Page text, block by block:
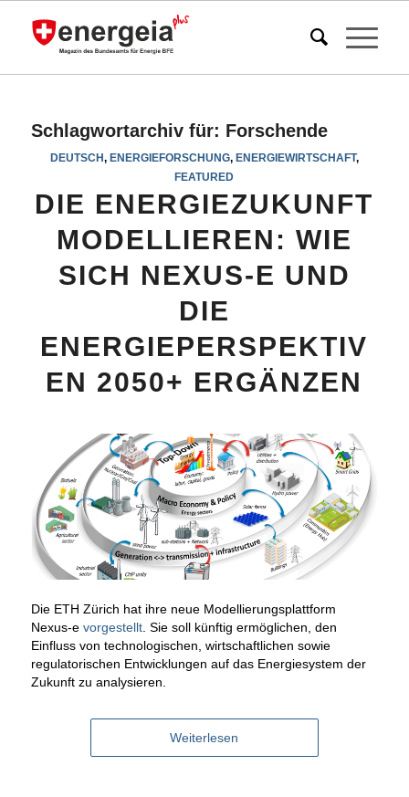
Schlagwortarchiv für: Forschende
DEUTSCH, ENERGIEFORSCHUNG, ENERGIEWIRTSCHAFT,
FEATURED
DIE ENERGIEZUKUNFT
MODELLIEREN: WIE
SICH NEXUS-E UND
DIE
ENERGIEPERSPEKTIV
EN 2050+ ERGÄNZEN
Die ETH Zürich hat ihre neue Modellierungsplattform
Nexus-e vorgestellt. Sie soll künftig ermöglichen, den
Einfluss von technologischen, wirtschaftlichen sowie
regulatorischen Entwicklungen auf das Energiesystem der
Zukunft zu analysieren.
Weiterlesen